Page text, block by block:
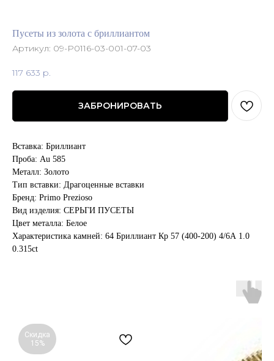
Пусеты из золота с бриллиантом
Артикул: 09-P0116-03-001-07-03
117 633 р.
ЗАБРОНИРОВАТЬ
Вставка: Бриллиант
Проба: Au 585
Металл: Золото
Тип вставки: Драгоценные вставки
Бренд: Primo Prezioso
Вид изделия: СЕРЬГИ ПУСЕТЫ
Цвет металла: Белое
Характеристика камней: 64 Бриллиант Кр 57 (400-200) 4/6А 1.0
0.315ct
Скидка
15%